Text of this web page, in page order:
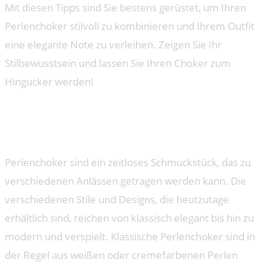
Mit diesen Tipps sind Sie bestens gerüstet, um Ihren
Perlenchoker stilvoll zu kombinieren und Ihrem Outfit
eine elegante Note zu verleihen. Zeigen Sie Ihr
Stilbewusstsein und lassen Sie Ihren Choker zum
Hingucker werden!
Perlenchoker sind ein zeitloses Schmuckstück, das zu
verschiedenen Anlässen getragen werden kann. Die
verschiedenen Stile und Designs, die heutzutage
erhältlich sind, reichen von klassisch elegant bis hin zu
modern und verspielt. Klassische Perlenchoker sind in
der Regel aus weißen oder cremefarbenen Perlen